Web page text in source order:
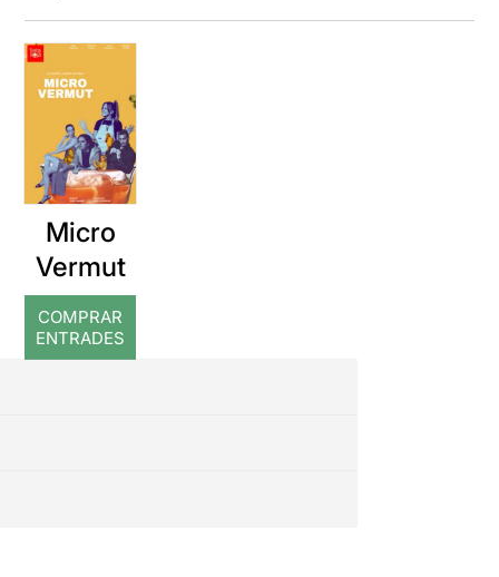
Micro
Vermut
COMPRAR
ENTRADES